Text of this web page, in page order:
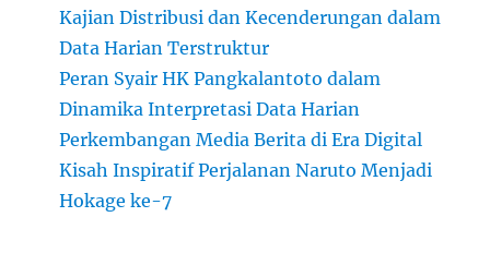
Kajian Distribusi dan Kecenderungan dalam
Data Harian Terstruktur
Peran Syair HK Pangkalantoto dalam
Dinamika Interpretasi Data Harian
Perkembangan Media Berita di Era Digital
Kisah Inspiratif Perjalanan Naruto Menjadi
Hokage ke-7